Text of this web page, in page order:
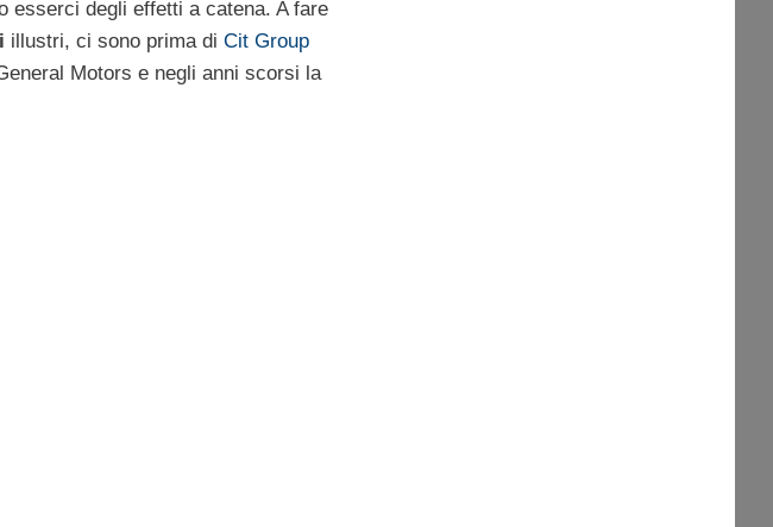
esserci degli effetti a catena. A fare
illustri, ci sono prima di Cit Group
Motors e negli anni scorsi la